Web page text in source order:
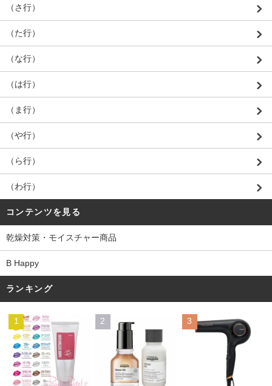
（さ行）
（た行）
（な行）
（は行）
（ま行）
（や行）
（ら行）
（わ行）
コンテンツを見る
乾燥対策・モイスチャー商品
B Happy
ランキング
1 2 3